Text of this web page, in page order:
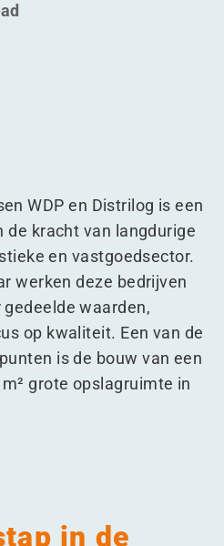
gebouwd op
Een Partnerschap gebouwd
WDP: Een Partnerschap
& WDP: Een
WDP en Distrilog is een
de kracht van langdurige
en vastgoedsector.
werken deze bedrijven
waarden,
op kwaliteit. Een van de
is de bouw van een
grote opslagruimte in
in de